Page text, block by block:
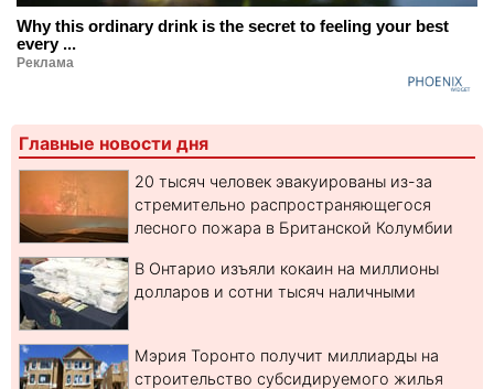
Why this ordinary drink is the secret to feeling your best
every ...
Реклама
Главные новости дня
20 тысяч человек эвакуированы из-за
стремительно распространяющегося
лесного пожара в Британской Колумбии
В Онтарио изъяли кокаин на миллионы
долларов и сотни тысяч наличными
Мэрия Торонто получит миллиарды на
строительство субсидируемого жилья